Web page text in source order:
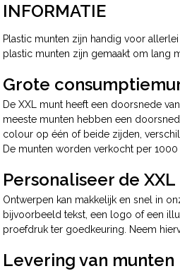
INFORMATIE
Plastic munten zijn handig voor
plastic munten zijn gemaakt om lang
Grote
De XXL munt heeft een doorsnede
meeste munten hebben een
colour op één of beide zijden,
De munten worden verkocht per
Personaliseer de
Ontwerpen kan makkelijk en snel in
bijvoorbeeld tekst, een logo of een
proefdruk ter goedkeuring. Neem
Levering van munten